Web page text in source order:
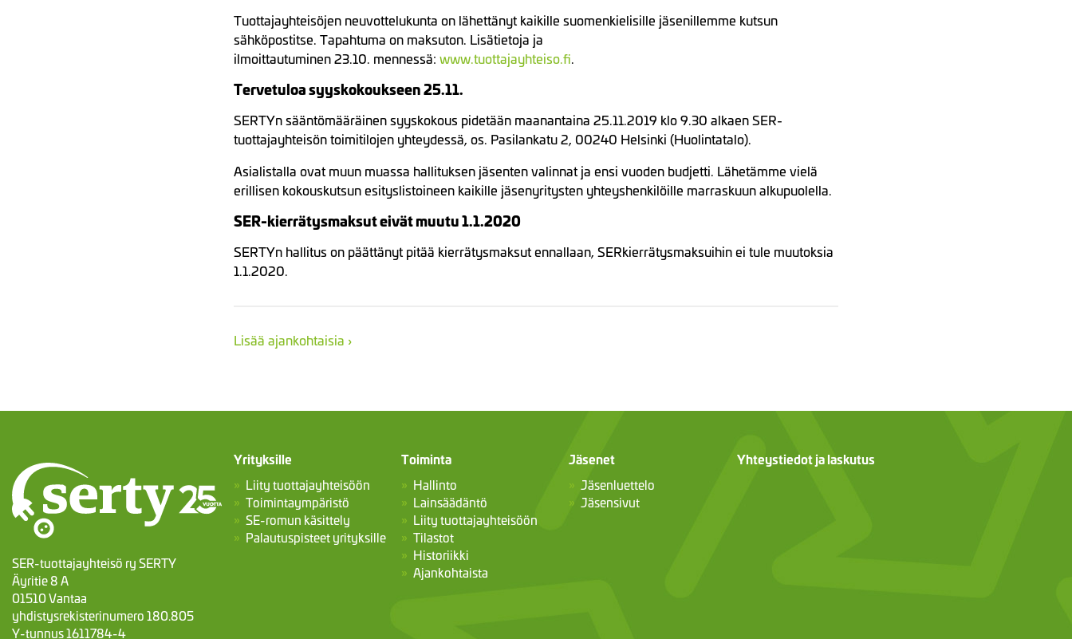
Tuottajayhteisöjen neuvottelukunta on lähettänyt kaikille suomenkielisille jäsenillemme kutsun
sähköpostitse. Tapahtuma on maksuton. Lisätietoja ja
ilmoittautuminen 23.10. mennessä:www.tuottajayhteiso.fi.
Tervetuloa syyskokoukseen 25.11.
SERTYn sääntömääräinen syyskokous pidetään maanantaina 25.11.2019 klo 9.30 alkaen SER-
tuottajayhteisön toimitilojen yhteydessä, os. Pasilankatu 2, 00240 Helsinki (Huolintatalo).
Asialistalla ovat muun muassa hallituksen jäsenten valinnat ja ensi vuoden budjetti. Lähetämme vielä
erillisen kokouskutsun esityslistoineen kaikille jäsenyritysten yhteyshenkilöille marraskuun alkupuolella.
SER-kierrätysmaksut eivät muutu 1.1.2020
SERTYn hallitus on päättänyt pitää kierrätysmaksut ennallaan, SERkierrätysmaksuihin ei tule muutoksia
1.1.2020.
Lisää ajankohtaisia ›
SER-tuottajayhteisö ry SERTY
Äyritie 8 A
01510 Vantaa
yhdistysrekisterinumero 180.805
Y-tunnus 1611784-4
Yrityksille
Liity tuottajayhteisöön
Toimintaympäristö
SE-romun käsittely
Palautuspisteet yrityksille
Toiminta
Hallinto
Lainsäädäntö
Liity tuottajayhteisöön
Tilastot
Historiikki
Ajankohtaista
Jäsenet
Jäsenluettelo
Jäsensivut
Yhteystiedot ja laskutus